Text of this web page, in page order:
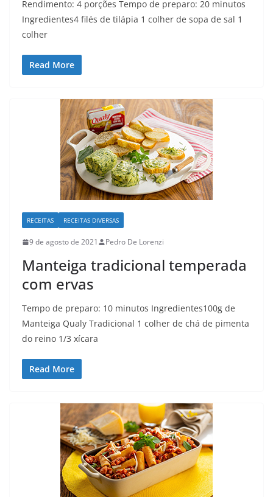
Rendimento: 4 porções Tempo de preparo: 20 minutos
Ingredientes4 filés de tilápia 1 colher de sopa de sal 1
colher
Read More
RECEITAS RECEITAS DIVERSAS
9 de agosto de 2021 Pedro De Lorenzi
Manteiga tradicional temperada
com ervas
Tempo de preparo: 10 minutos Ingredientes100g de
Manteiga Qualy Tradicional 1 colher de chá de pimenta
do reino 1/3 xícara
Read More